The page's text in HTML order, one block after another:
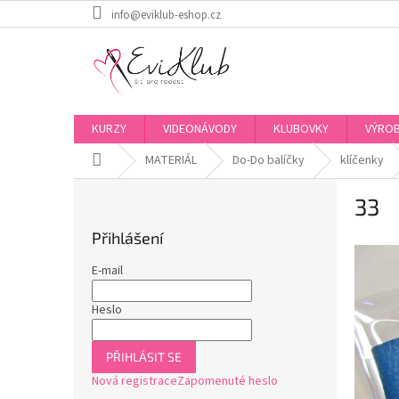
na
info@eviklub-eshop.cz
KURZY VIDEONÁVODY KLUBOVKY
Domů MATERIÁL Do-Do balíčky klíčenky
Přihlášení
E-mail
Heslo
PŘIHLÁSIT SE
Nová registraceZapomenuté heslo
33